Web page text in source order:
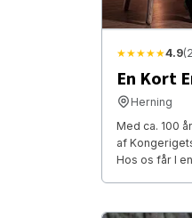
★★★★★4.9
En Kort
Herning
Med ca. 100
af
Hos os får I